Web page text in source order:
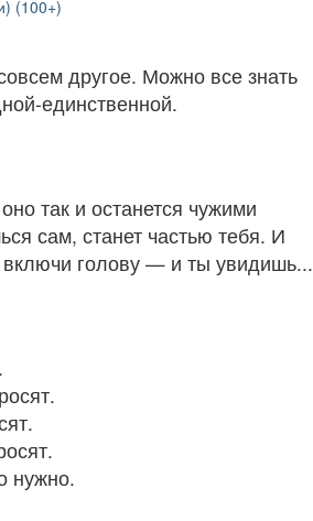
(100+)
другое. Можно все знать
единственной.
так и останется чужими
сам, станет частью тебя. И
голову — и ты увидишь...
нужно.